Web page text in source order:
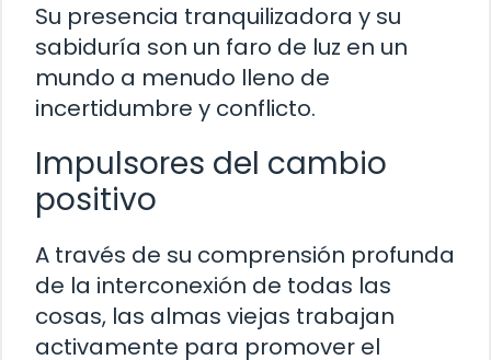
Su presencia tranquilizadora y su
sabiduría son un faro de luz en un
mundo a menudo lleno de
incertidumbre y conflicto.
Impulsores del cambio
positivo
A través de su comprensión profunda
de la interconexión de todas las
cosas, las almas viejas trabajan
activamente para promover el